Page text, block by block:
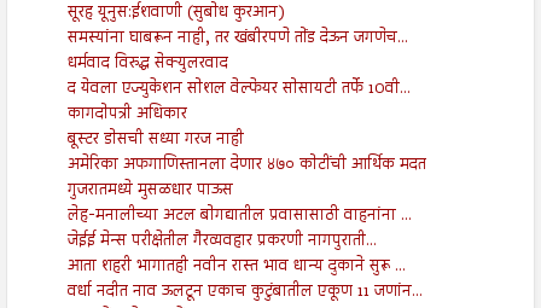
सूरह यूनुस:ईशवाणी (सुबोध कुरआन)
समस्यांना घाबरून नाही, तर खंबीरपणे तोंड देऊन जगणेच...
धर्मवाद विरुद्ध सेक्युलरवाद
द येवला एज्युकेशन सोशल वेल्फेयर सोसायटी तर्फे 10वी...
कागदोपत्री अधिकार
बूस्टर डोसची सध्या गरज नाही
अमेरिका अफगाणिस्तानला देणार ४७० कोटींची आर्थिक मदत
गुजरातमध्ये मुसळधार पाऊस
लेह-मनालीच्या अटल बोगद्यातील प्रवासासाठी वाहनांना ...
जेईई मेन्स परीक्षेतील गैरव्यवहार प्रकरणी नागपुराती...
आता शहरी भागातही नवीन रास्त भाव धान्य दुकाने सुरू ...
वर्धा नदीत नाव ऊलटून एकाच कुटुंबातील एकूण 11 जणांन...